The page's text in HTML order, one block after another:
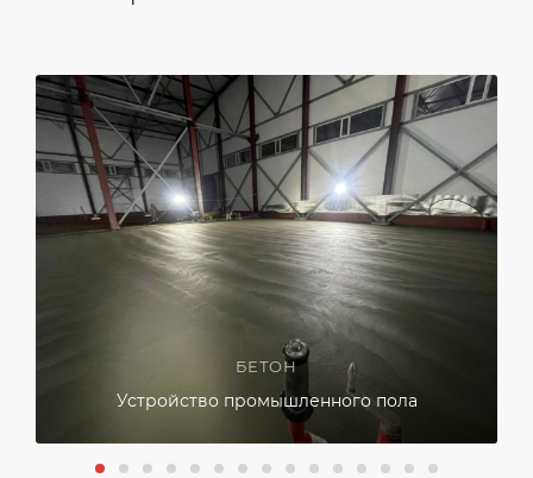
БЕТОН
Устройство промышленного пола